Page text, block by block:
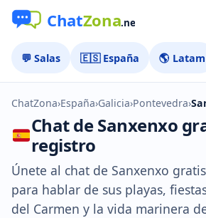
💬 Salas 🇪🇸 España 🌎 Latam
ChatZona›España›Galicia›Pontevedra›
Chat de Sanxenxo
registro
Únete al chat de Sanxenxo
para hablar de sus playas,
del Carmen y la vida marinera